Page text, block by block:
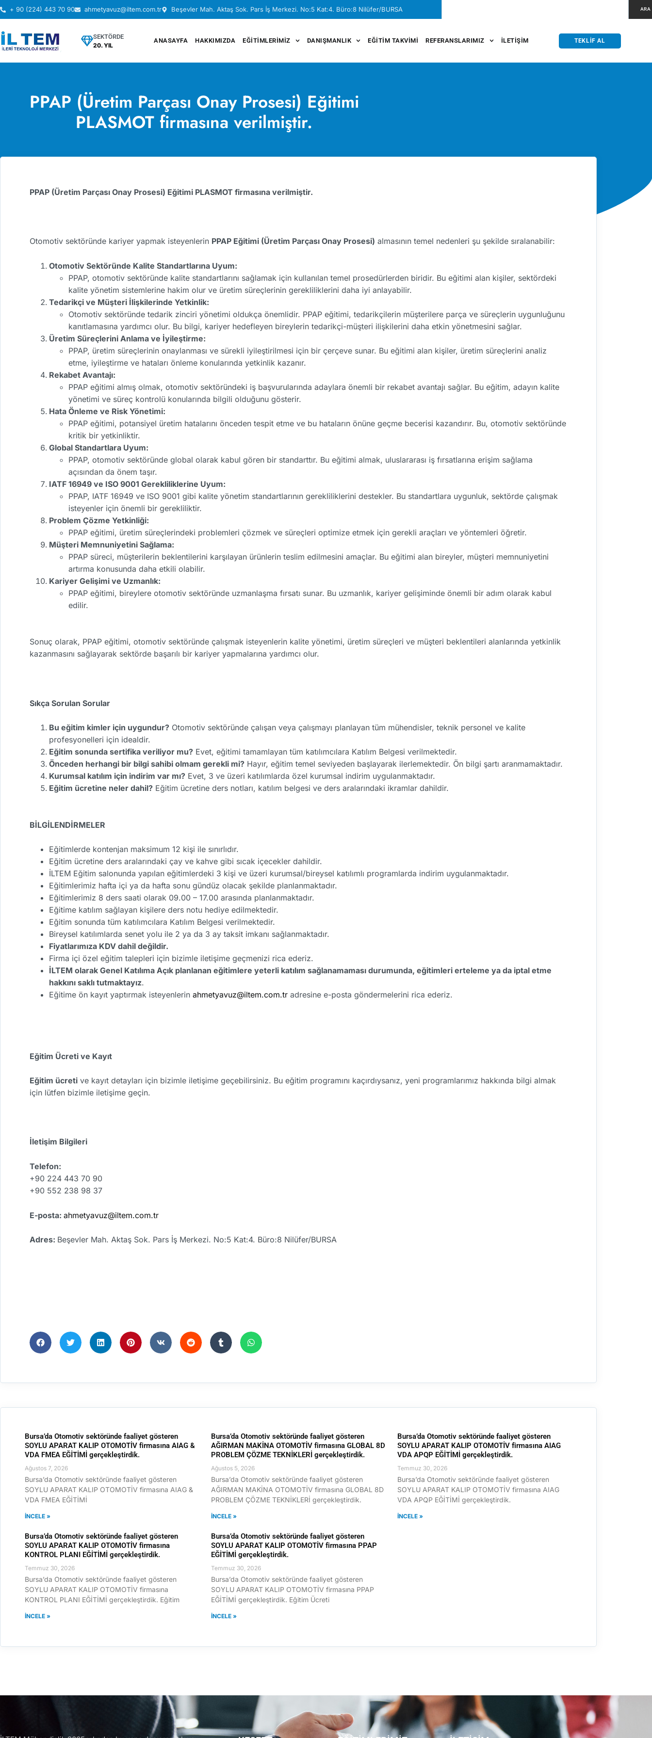
+ 90 (224) 443 70 90 ahmetyavuz@iltem.com.tr Beşevler Mah. Aktaş Sok. Pars İş Merkezi. No:5 Kat:4. Büro:8 Nilüfer/BURSA ARA
SEKTÖRDE
20. YIL
ANASAYFA HAKKIMIZDA EĞITIMLERIMIZ DANIŞMANLIK EĞITIM TAKVIMI REFERANSLARIMIZ İLETIŞIM TEKLIF AL
PPAP (Üretim Parçası Onay Prosesi) Eğitimi
PLASMOT firmasına verilmiştir.
PPAP (Üretim Parçası Onay Prosesi) Eğitimi PLASMOT firmasına verilmiştir.
Otomotiv sektöründe kariyer yapmak isteyenlerin PPAP Eğitimi (Üretim Parçası Onay Prosesi) almasının temel nedenleri şu şekilde sıralanabilir:
Otomotiv Sektöründe Kalite Standartlarına Uyum:
PPAP, otomotiv sektöründe kalite standartlarını sağlamak için kullanılan temel prosedürlerden biridir. Bu eğitimi alan kişiler, sektördeki
kalite yönetim sistemlerine hakim olur ve üretim süreçlerinin gerekliliklerini daha iyi anlayabilir.
Tedarikçi ve Müşteri İlişkilerinde Yetkinlik:
Otomotiv sektöründe tedarik zinciri yönetimi oldukça önemlidir. PPAP eğitimi, tedarikçilerin müşterilere parça ve süreçlerin uygunluğunu
kanıtlamasına yardımcı olur. Bu bilgi, kariyer hedefleyen bireylerin tedarikçi-müşteri ilişkilerini daha etkin yönetmesini sağlar.
Üretim Süreçlerini Anlama ve İyileştirme:
PPAP, üretim süreçlerinin onaylanması ve sürekli iyileştirilmesi için bir çerçeve sunar. Bu eğitimi alan kişiler, üretim süreçlerini analiz
etme, iyileştirme ve hataları önleme konularında yetkinlik kazanır.
Rekabet Avantajı:
PPAP eğitimi almış olmak, otomotiv sektöründeki iş başvurularında adaylara önemli bir rekabet avantajı sağlar. Bu eğitim, adayın kalite
yönetimi ve süreç kontrolü konularında bilgili olduğunu gösterir.
Hata Önleme ve Risk Yönetimi:
PPAP eğitimi, potansiyel üretim hatalarını önceden tespit etme ve bu hataların önüne geçme becerisi kazandırır. Bu, otomotiv sektöründe
kritik bir yetkinliktir.
Global Standartlara Uyum:
PPAP, otomotiv sektöründe global olarak kabul gören bir standarttır. Bu eğitimi almak, uluslararası iş fırsatlarına erişim sağlama
açısından da önem taşır.
IATF 16949 ve ISO 9001 Gerekliliklerine Uyum:
PPAP, IATF 16949 ve ISO 9001 gibi kalite yönetim standartlarının gerekliliklerini destekler. Bu standartlara uygunluk, sektörde çalışmak
isteyenler için önemli bir gerekliliktir.
Problem Çözme Yetkinliği:
PPAP eğitimi, üretim süreçlerindeki problemleri çözmek ve süreçleri optimize etmek için gerekli araçları ve yöntemleri öğretir.
Müşteri Memnuniyetini Sağlama:
PPAP süreci, müşterilerin beklentilerini karşılayan ürünlerin teslim edilmesini amaçlar. Bu eğitimi alan bireyler, müşteri memnuniyetini
artırma konusunda daha etkili olabilir.
Kariyer Gelişimi ve Uzmanlık:
PPAP eğitimi, bireylere otomotiv sektöründe uzmanlaşma fırsatı sunar. Bu uzmanlık, kariyer gelişiminde önemli bir adım olarak kabul
edilir.
Sonuç olarak, PPAP eğitimi, otomotiv sektöründe çalışmak isteyenlerin kalite yönetimi, üretim süreçleri ve müşteri beklentileri alanlarında yetkinlik
kazanmasını sağlayarak sektörde başarılı bir kariyer yapmalarına yardımcı olur.
Sıkça Sorulan Sorular
Bu eğitim kimler için uygundur? Otomotiv sektöründe çalışan veya çalışmayı planlayan tüm mühendisler, teknik personel ve kalite
profesyonelleri için idealdir.
Eğitim sonunda sertifika veriliyor mu? Evet, eğitimi tamamlayan tüm katılımcılara Katılım Belgesi verilmektedir.
Önceden herhangi bir bilgi sahibi olmam gerekli mi? Hayır, eğitim temel seviyeden başlayarak ilerlemektedir. Ön bilgi şartı aranmamaktadır.
Kurumsal katılım için indirim var mı? Evet, 3 ve üzeri katılımlarda özel kurumsal indirim uygulanmaktadır.
Eğitim ücretine neler dahil? Eğitim ücretine ders notları, katılım belgesi ve ders aralarındaki ikramlar dahildir.
BİLGİLENDİRMELER
Eğitimlerde kontenjan maksimum 12 kişi ile sınırlıdır.
Eğitim ücretine ders aralarındaki çay ve kahve gibi sıcak içecekler dahildir.
İLTEM Eğitim salonunda yapılan eğitimlerdeki 3 kişi ve üzeri kurumsal/bireysel katılımlı programlarda indirim uygulanmaktadır.
Eğitimlerimiz hafta içi ya da hafta sonu gündüz olacak şekilde planlanmaktadır.
Eğitimlerimiz 8 ders saati olarak 09.00 – 17.00 arasında planlanmaktadır.
Eğitime katılım sağlayan kişilere ders notu hediye edilmektedir.
Eğitim sonunda tüm katılımcılara Katılım Belgesi verilmektedir.
Bireysel katılımlarda senet yolu ile 2 ya da 3 ay taksit imkanı sağlanmaktadır.
Fiyatlarımıza KDV dahil değildir.
Firma içi özel eğitim talepleri için bizimle iletişime geçmenizi rica ederiz.
İLTEM olarak Genel Katılıma Açık planlanan eğitimlere yeterli katılım sağlanamaması durumunda, eğitimleri erteleme ya da iptal etme
hakkını saklı tutmaktayız.
Eğitime ön kayıt yaptırmak isteyenlerin ahmetyavuz@iltem.com.tr adresine e-posta göndermelerini rica ederiz.
Eğitim Ücreti ve Kayıt
Eğitim ücreti ve kayıt detayları için bizimle iletişime geçebilirsiniz. Bu eğitim programını kaçırdıysanız, yeni programlarımız hakkında bilgi almak
için lütfen bizimle iletişime geçin.
İletişim Bilgileri
Telefon:
+90 224 443 70 90
+90 552 238 98 37
E-posta: ahmetyavuz@iltem.com.tr
Adres: Beşevler Mah. Aktaş Sok. Pars İş Merkezi. No:5 Kat:4. Büro:8 Nilüfer/BURSA
Bursa’da Otomotiv sektöründe faaliyet gösteren
SOYLU APARAT KALIP OTOMOTİV firmasına AIAG &
VDA FMEA EĞİTİMİ gerçekleştirdik.
Ağustos 7, 2026
Bursa’da Otomotiv sektöründe faaliyet gösteren
SOYLU APARAT KALIP OTOMOTİV firmasına AIAG &
VDA FMEA EĞİTİMİ
İNCELE »
Bursa’da Otomotiv sektöründe faaliyet gösteren
AĞIRMAN MAKİNA OTOMOTİV firmasına GLOBAL 8D
PROBLEM ÇÖZME TEKNİKLERİ gerçekleştirdik.
Ağustos 5, 2026
Bursa’da Otomotiv sektöründe faaliyet gösteren
AĞIRMAN MAKİNA OTOMOTİV firmasına GLOBAL 8D
PROBLEM ÇÖZME TEKNİKLERİ gerçekleştirdik.
İNCELE »
Bursa’da Otomotiv sektöründe faaliyet gösteren
SOYLU APARAT KALIP OTOMOTİV firmasına AIAG
VDA APQP EĞİTİMİ gerçekleştirdik.
Temmuz 30, 2026
Bursa’da Otomotiv sektöründe faaliyet gösteren
SOYLU APARAT KALIP OTOMOTİV firmasına AIAG
VDA APQP EĞİTİMİ gerçekleştirdik.
İNCELE »
Bursa’da Otomotiv sektöründe faaliyet gösteren
SOYLU APARAT KALIP OTOMOTİV firmasına
KONTROL PLANI EĞİTİMİ gerçekleştirdik.
Temmuz 30, 2026
Bursa’da Otomotiv sektöründe faaliyet gösteren
SOYLU APARAT KALIP OTOMOTİV firmasına
KONTROL PLANI EĞİTİMİ gerçekleştirdik. Eğitim
İNCELE »
Bursa’da Otomotiv sektöründe faaliyet gösteren
SOYLU APARAT KALIP OTOMOTİV firmasına PPAP
EĞİTİMİ gerçekleştirdik.
Temmuz 30, 2026
Bursa’da Otomotiv sektöründe faaliyet gösteren
SOYLU APARAT KALIP OTOMOTİV firmasına PPAP
EĞİTİMİ gerçekleştirdik. Eğitim Ücreti
İNCELE »